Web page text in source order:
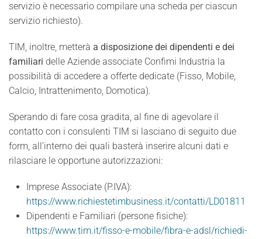
servizio è necessario compilare una scheda per ciascun
servizio richiesto).
TIM, inoltre, metterà a disposizione dei dipendenti e dei
familiari delle Aziende associate Confimi Industria la
possibilità di accedere a offerte dedicate (Fisso, Mobile,
Calcio, Intrattenimento, Domotica).
Sperando di fare cosa gradita, al fine di agevolare il
contatto con i consulenti TIM si lasciano di seguito due
form, all’interno dei quali basterà inserire alcuni dati e
rilasciare le opportune autorizzazioni:
Imprese Associate (P.IVA):
https://www.richiestetimbusiness.it/contatti/LD01811
Dipendenti e Familiari (persone fisiche):
https://www.tim.it/fisso-e-mobile/fibra-e-adsl/richiedi-